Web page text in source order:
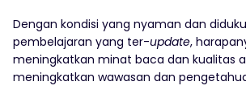
Dengan kondisi yang nyaman dan
pembelajaran yang ter-update,
meningkatkan minat baca dan kualitas
meningkatkan wawasan dan